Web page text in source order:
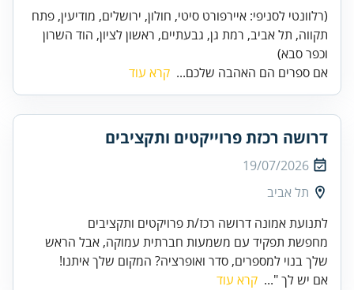
(רלוונטי לסניפי: איירפורט סיטי, חולון, ירושלים, מודיעין, פתח
תקווה, תל אביב, רמת גן, גבעתיים, ראשון לציון, הוד השרון
וכפר סבא)
אם ספרים הם האהבה שלכם... קרא עוד
דרושה רכזת פרוייקטים ותקציבים
19/07/2026
תל אביב
לתנועת אמונה דרושה רכז/ת פרויקטים ותקציבים
מחפשת תפקיד עם משמעות חברתית עמוקה, אבל הראש
שלך בנוי למספרים, סדר ואופרציה? המקום שלך איתנו!
אם יש לך "... קרא עוד